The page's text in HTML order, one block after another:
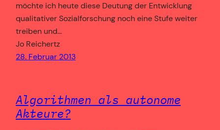
möchte ich heute diese Deutung der Entwicklung
qualitativer Sozialforschung noch eine Stufe weiter
treiben und…
Jo Reichertz
28. Februar 2013
Algorithmen als autonome
Akteure?